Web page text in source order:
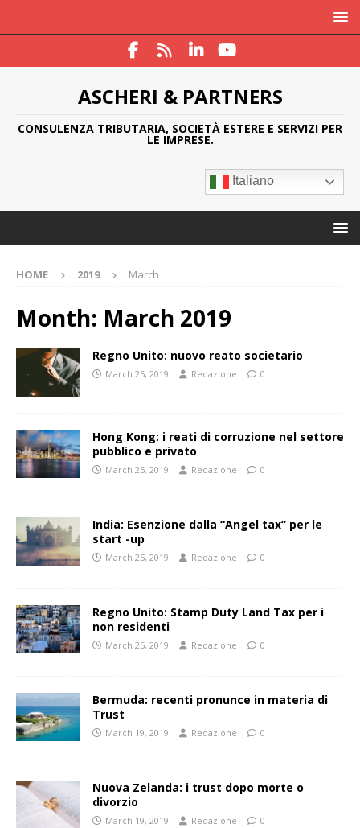
ASCHERI & PARTNERS
CONSULENZA TRIBUTARIA, SOCIETÀ ESTERE E SERVIZI PER
LE IMPRESE.
Italiano
HOME 2019 March
Month: March 2019
Regno Unito: nuovo reato societario
March 25, 2019 Redazione 0
Hong Kong: i reati di corruzione nel settore
pubblico e privato
March 25, 2019 Redazione 0
India: Esenzione dalla “Angel tax” per le
start -up
March 25, 2019 Redazione 0
Regno Unito: Stamp Duty Land Tax per i
non residenti
March 25, 2019 Redazione 0
Bermuda: recenti pronunce in materia di
Trust
March 19, 2019 Redazione 0
Nuova Zelanda: i trust dopo morte o
divorzio
March 19, 2019 Redazione 0